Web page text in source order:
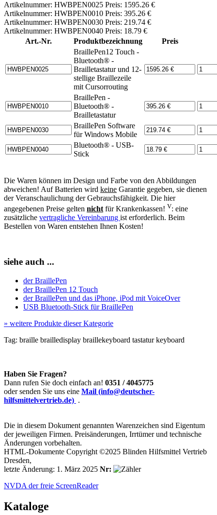
Artikelnummer: HWBPEN0025 Preis: 1595.26 €
Artikelnummer: HWBPEN0010 Preis: 395.26 €
Artikelnummer: HWBPEN0030 Preis: 219.74 €
Artikelnummer: HWBPEN0040 Preis: 18.79 €
Art.-Nr.
Produktbezeichnung
Preis
BraillePen12 Touch -
Bluetooth® -
Brailletastatur und 12-
stellige Braillezeile
mit Cursorrouting
BraillePen -
Bluetooth® -
Brailletastatur
BraillePen Software
für Windows Mobile
Bluetooth® - USB-
Stick
Die Waren können im Design und Farbe von den Abbildungen
abweichen! Auf Batterien wird keine Garantie gegeben, sie dienen
der Veranschaulichung der Gebrauchsfähigkeit. Die hier
angegebenen Preise gelten nicht für Krankenkassen! V: eine
zusätzliche vertragliche Vereinbarung ist erforderlich. Beim
Bestellen von Waren entstehen Ihnen Kosten!
siehe auch ...
der BraillePen
der BraillePen 12 Touch
der BraillePen und das iPhone, iPod mit VoiceOver
USB Bluetooth-Stick für BraillePen
» weitere Produkte dieser Kategorie
Tag: braille brailledisplay braillekeyboard tastaturkeyboard
Haben Sie Fragen?
Dann rufen Sie doch einfach an! 0351 / 4045775
oder senden Sie uns eine Mail (info@deutscher-
hilfsmittelvertrieb.de) .
Die in diesem Dokument genannten Warenzeichen sind Eigentum
der jeweiligen Firmen. Preisänderungen, Irrtümer und technische
Änderungen vorbehalten.
HTML-Dokumente Copyright ©2025 Blinden Hilfsmittel Vertrieb
Dresden,
letzte Änderung: 1. März 2025 Nr:
NVDA der freie ScreenReader
Kataloge